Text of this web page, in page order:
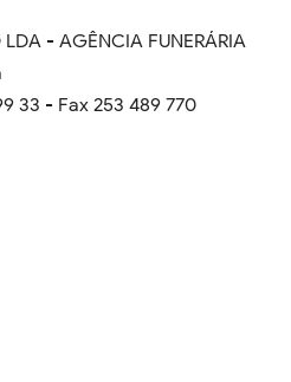
LDA - AGÊNCIA FUNERÁRIA
33 - Fax 253 489 770